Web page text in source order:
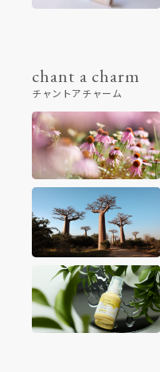
chant a charm
チャントアチャーム